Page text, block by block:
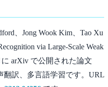
、Jong Wook Kim、Tao Xu
via Large-Scale Weak
に arXiv で公開された論文
翻訳、多言語学習です。URL